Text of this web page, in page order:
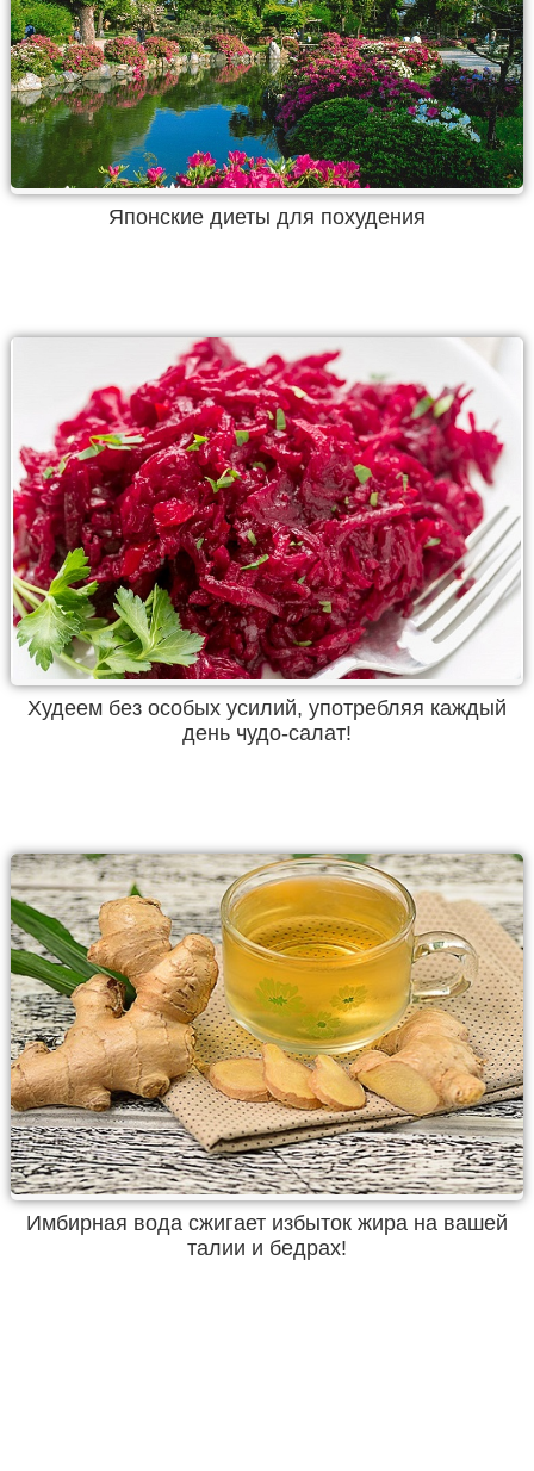
Японские диеты для похудения
Худеем без особых усилий, употребляя каждый
день чудо-салат!
Имбирная вода сжигает избыток жира на вашей
талии и бедрах!